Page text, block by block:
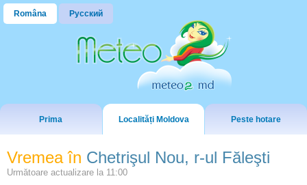
Româna Русский
Prima Localități Moldova Peste hotare
Vremea în Chetrişul Nou, r-ul Făleşti
Următoare actualizare la 11:00